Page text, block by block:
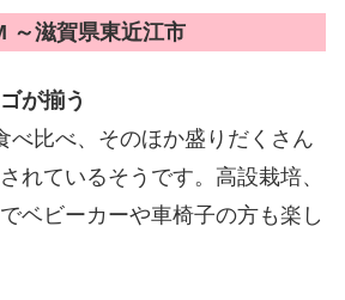
～滋賀県東近江市
が揃う
べ比べ、そのほか盛りだくさん
れているそうです。高設栽培、
ベビーカーや車椅子の方も楽し